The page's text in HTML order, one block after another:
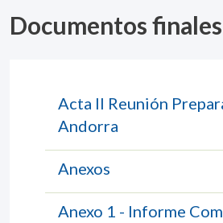
Documentos finales
Acta II Reunión
Andorra
Anexos
Anexo 1 - Informe